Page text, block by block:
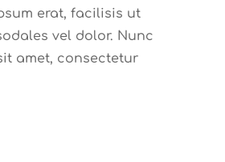
erat, facilisis ut
vel dolor. Nunc
amet, consectetur